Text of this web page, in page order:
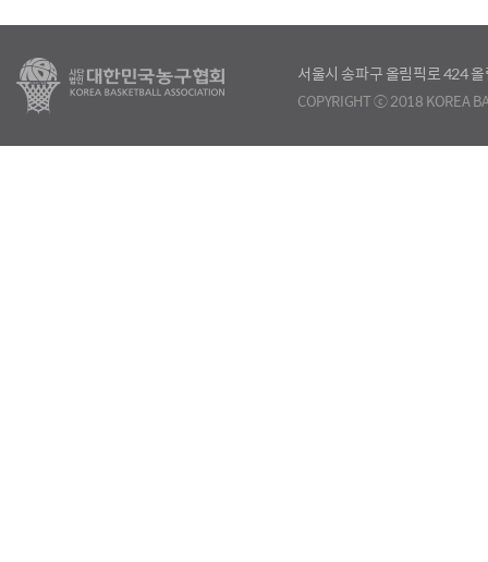
서울시 송파구 올림픽로 424
COPYRIGHT ⓒ 2018 KOREA